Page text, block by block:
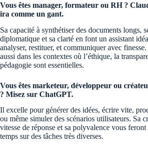
Vous êtes manager, formateur ou RH ?
ira comme un gant.
Sa capacité à synthétiser des documents longs,
diplomatique et sa clarté en font un assistant
analyser, restituer, et communiquer avec
aussi dans les contextes où l’éthique, la
pédagogie sont essentielles.
Vous êtes marketeur, développeur ou
? Misez sur ChatGPT.
Il excelle pour générer des idées, écrire vite,
ou même simuler des scénarios utilisateurs. Sa
vitesse de réponse et sa polyvalence vous
temps sur des tâches très diverses.